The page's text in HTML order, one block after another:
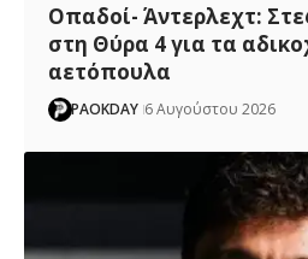
Οπαδοί- Άντερλεχτ:
στη Θύρα 4 για τα
αετόπουλα
PAOKDAY 6 Αυγούστου 2026